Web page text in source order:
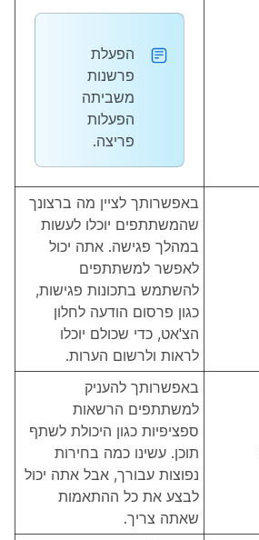
הפעלת
פרשנות
משביתה
הפעלות
פריצה.
באפשרותך לציין מה ברצונך
שהמשתתפים יוכלו לעשות
במהלך פגישה. אתה יכול
לאפשר למשתתפים
להשתמש בתכונות פגישות,
כגון פרסום הודעה לחלון
הצ'אט, כדי שכולם יוכלו
לראות ולרשום הערות.
באפשרותך להעניק
למשתתפים הרשאות
ספציפיות כגון היכולת לשתף
תוכן. עשינו כמה בחירות
נפוצות עבורך, אבל אתה יכול
לבצע את כל ההתאמות
שאתה צריך.